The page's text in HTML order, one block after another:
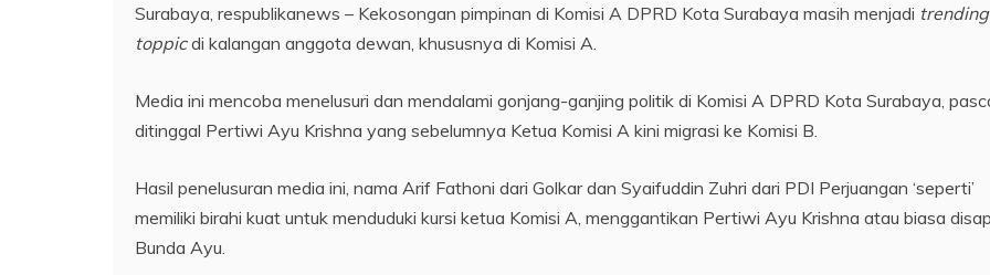
Surabaya, respublikanews – Kekosongan pimpinan di Komisi A DPRD Kota Surabaya masih menjadi trending
toppicdi kalangan anggota dewan, khususnya di Komisi A.
Media ini mencoba menelusuri dan mendalami gonjang-ganjing politik di Komisi A DPRD Kota Surabaya,
ditinggal Pertiwi Ayu Krishna yang sebelumnya Ketua Komisi A kini migrasi ke Komisi B.
Hasil penelusuran media ini, nama Arif Fathoni dari Golkar dan Syaifuddin Zuhri dari PDI Perjuangan ‘seperti’
memiliki birahi kuat untuk menduduki kursi ketua Komisi A, menggantikan Pertiwi Ayu Krishna atau biasa
Bunda Ayu.